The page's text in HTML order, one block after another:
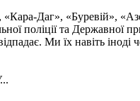
«Кара-Даг», «Буревій»,
поліції та
Ми їх навіть іноді